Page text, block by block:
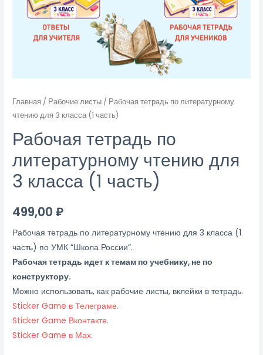
Главная / Рабочие листы / Рабочая тетрадь по литературному
чтению для 3 класса (1 часть)
Рабочая тетрадь по
литературному чтению для
3 класса (1 часть)
499,00₽
Рабочая тетрадь по литературному чтению для 3 класса (1
часть) по УМК “Школа России”.
Рабочая тетрадь идет к темам по учебнику, не по
конструктору.
Можно использовать, как рабочие листы, вклейки в тетрадь.
Sticker Game в Телеграме.
Sticker Game Вконтакте.
Sticker Game в Мах.